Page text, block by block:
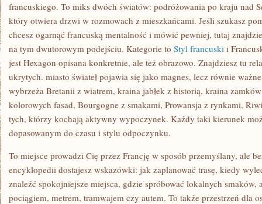
ŚREDNI
I
francuskiego. To miks dwóch światów: podróżowania po kraju nad
który otwiera drzwi w rozmowach z mieszkańcami. Jeśli szukasz
chcesz ogarnąć francuską mentalność i mówić pewniej, tutaj
na tym dwutorowym podejściu. Kategorie to Styl francuski i
jest Hexagon opisana konkretnie, ale też obrazowo. Znajdziesz tu
ukrytych. miasto świateł pojawia się jako magnes, lecz równie
wybrzeża Bretanii z wiatrem, kraina jabłek z historią, kraina
kolorowych fasad, Bourgogne z smakami, Prowansja z rynkami,
tych, którzy kochają aktywny wypoczynek. Każdy taki kierunek
dopasowanym do czasu i stylu odpoczynku.
To miejsce prowadzi Cię przez Francję w sposób przemyślany, ale
encyklopedii dostajesz wskazówki: jak zaplanować trasę, kiedy
znaleźć spokojniejsze miejsca, gdzie spróbować lokalnych smaków,
pociągiem, metrem, tramwajem czy autem. To także przestrzeń dla